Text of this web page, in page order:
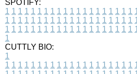
SPOTIFY:
1 1 1 1 1 1 1 1 1 1 1 1 1 1 1 1 1 1 1 1
1 1 1 1 1 1 1 1 1 1 1 1 1 1 1 1 1 1 1 1
1 1 1 1 1 1 1 1 1 1 1 1 1 1 1 1 1 1 1 1
1
CUTTLY BIO:
1
1 1 1 1 1 1 1 1 1 1 1 1 1 1 1 1 1 1 1 1